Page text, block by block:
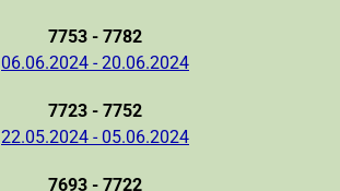
7753 - 7782
06.06.2024 - 20.06.2024
7723 - 7752
22.05.2024 - 05.06.2024
7693 - 7722